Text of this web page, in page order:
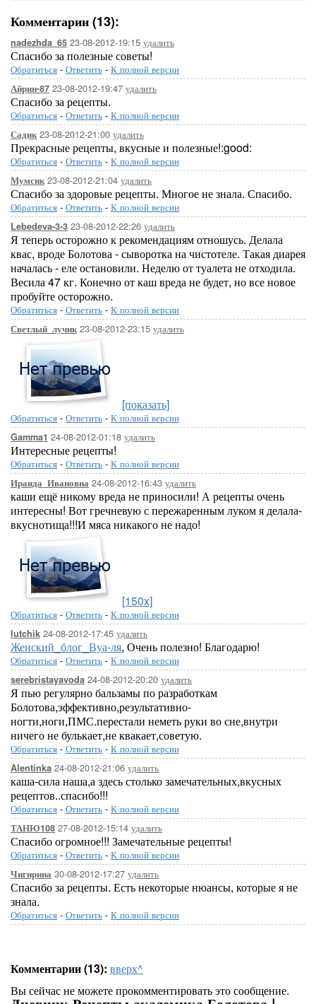
Комментарии (13):
nadezhda_65 23-08-2012-19:15 удалить
Спасибо за полезные советы!
Обратиться - Ответить - К полной версии
Айрин-87 23-08-2012-19:47 удалить
Спасибо за рецепты.
Обратиться - Ответить - К полной версии
Садик23-08-2012-21:00 удалить
Прекрасные рецепты, вкусные и полезные!:good:
Обратиться - Ответить - К полной версии
Мумсик23-08-2012-21:04 удалить
Спасибо за здоровые рецепты. Многое не знала. Спасибо.
Обратиться - Ответить - К полной версии
Lebedeva-3-3 23-08-2012-22:26 удалить
Я теперь осторожно к рекомендациям отношусь. Делала
квас, вроде Болотова - сыворотка на чистотеле. Такая диарея
началась - еле остановили. Неделю от туалета не отходила.
Весила 47 кг. Конечно от каш вреда не будет, но все новое
пробуйте осторожно.
Обратиться - Ответить - К полной версии
Светлый_лучик23-08-2012-23:15 удалить
[показать]
Обратиться - Ответить - К полной версии
Gamma1 24-08-2012-01:18 удалить
Интересные рецепты!
Обратиться - Ответить - К полной версии
Ираида_Ивановна 24-08-2012-16:43 удалить
каши ещё никому вреда не приносили! А рецепты очень
интересны! Вот гречневую с пережаренным луком я делала-
вкуснотища!!!И мяса никакого не надо!
[150x]
Обратиться - Ответить - К полной версии
lutchik 24-08-2012-17:45 удалить
Женский_блог_Вуа-ля, Очень полезно! Благодарю!
Обратиться - Ответить - К полной версии
serebristayavoda 24-08-2012-20:20 удалить
Я пью регулярно бальзамы по разработкам
Болотова,эффективно,результативно-
ногти,ноги,ПМС.перестали неметь руки во сне,внутри
ничего не булькает,не квакает,советую.
Обратиться - Ответить - К полной версии
Alentinka 24-08-2012-21:06 удалить
каша-сила наша,а здесь столько замечательных,вкусных
рецептов..спасибо!!!
Обратиться - Ответить - К полной версии
ТАНЮ108 27-08-2012-15:14 удалить
Спасибо огромное!!! Замечательные рецепты!
Обратиться - Ответить - К полной версии
Чигирина 30-08-2012-17:27 удалить
Спасибо за рецепты. Есть некоторые нюансы, которые я не
знала.
Обратиться - Ответить - К полной версии
Комментарии (13): вверх^
Вы сейчас не можете прокомментировать это сообщение.